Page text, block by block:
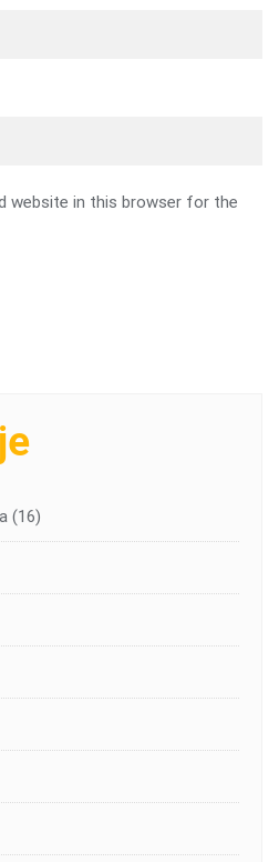
website in this browser for the
(16)